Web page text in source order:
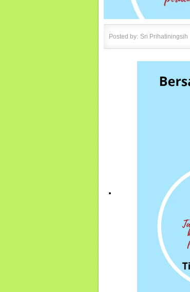
Posted by: Sri Prihatiningsih